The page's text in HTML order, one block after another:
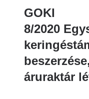
GOKI
8/2020
áruraktár